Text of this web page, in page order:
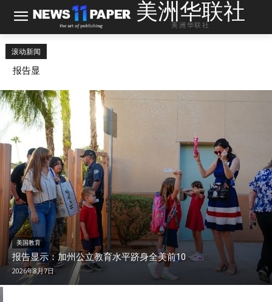
美洲华联社
美洲华联社
滚动新闻
报告显
公立教育
水平跻身
全美前10
美国教育
报告显示：加州公立教育水平跻身全美前10
2026年8月7日
美国每日要闻
五
角
大
楼
公
布
新
一
批
U
F
O
档
案
麦
康
奈
尔
住
院
5
0
多
天
后
出
院
，
转
入
康
复
社区新闻
洛
县
方
检
察
官
宣
布
针
对
仇
恨
犯
罪
的